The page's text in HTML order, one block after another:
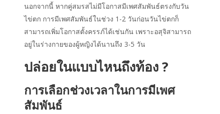
นอกจากนี้ หากคู่สมรสไม่มีโอกาสมีเพศสัมพันธ์ตรงกับวัน
ไข่ตก การมีเพศสัมพันธ์ในช่วง 1-2 วันก่อนวันไข่ตกก็
สามารถเพิ่มโอกาสตั้งครรภ์ได้เช่นกัน เพราะอสุจิสามารถ
อยู่ในร่างกายของผู้หญิงได้นานถึง 3-5 วัน
ปล่อยในแบบไหนถึงท้อง ?
การเลือกช่วงเวลาในการมีเพศ
สัมพันธ์